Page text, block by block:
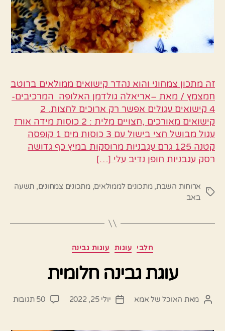
זה מתכון צמחוני והוא נהדר קישואים ממולאים ברוטב
חמצמץ / מאת –אריאלה גולדמן האלופה המרכיבים-
4 קישואים עגולים אפשר רק ארוכים לחצות. 2
קישואים מאורכים ,חצויים מלית : 2 כוסות מידה אורז
עגול מבושל חצי בישול עם 3 כוסות מים 1 קופסה
קטנה 125 גרם עגבניות מרוסקות במיץ כף גדושה
רסק עגבניות חופן נדיב עלי […]
תגיות
ארוחות השבת,מתכונים לממולאים,מתכונים צמחונים, תשעה
באב
קטגוריות חלבי עוגות עוגות גבינה
עוגת גבינה חלומית
המחבר
מאת האוכל של אמא
תאריך
יולי 25, 2022 50 תגובות